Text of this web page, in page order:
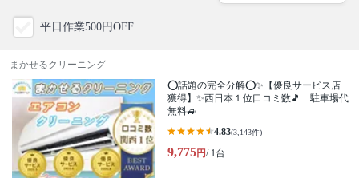
平日作業500円OFF
まかせるクリーニング
⭕話題の完全分解⭕✨【優良サービス店
獲得】✨西日本１位口コミ数🎵 駐車場代
無料🚙
4.83(3,143件)
9,775円/ 1台